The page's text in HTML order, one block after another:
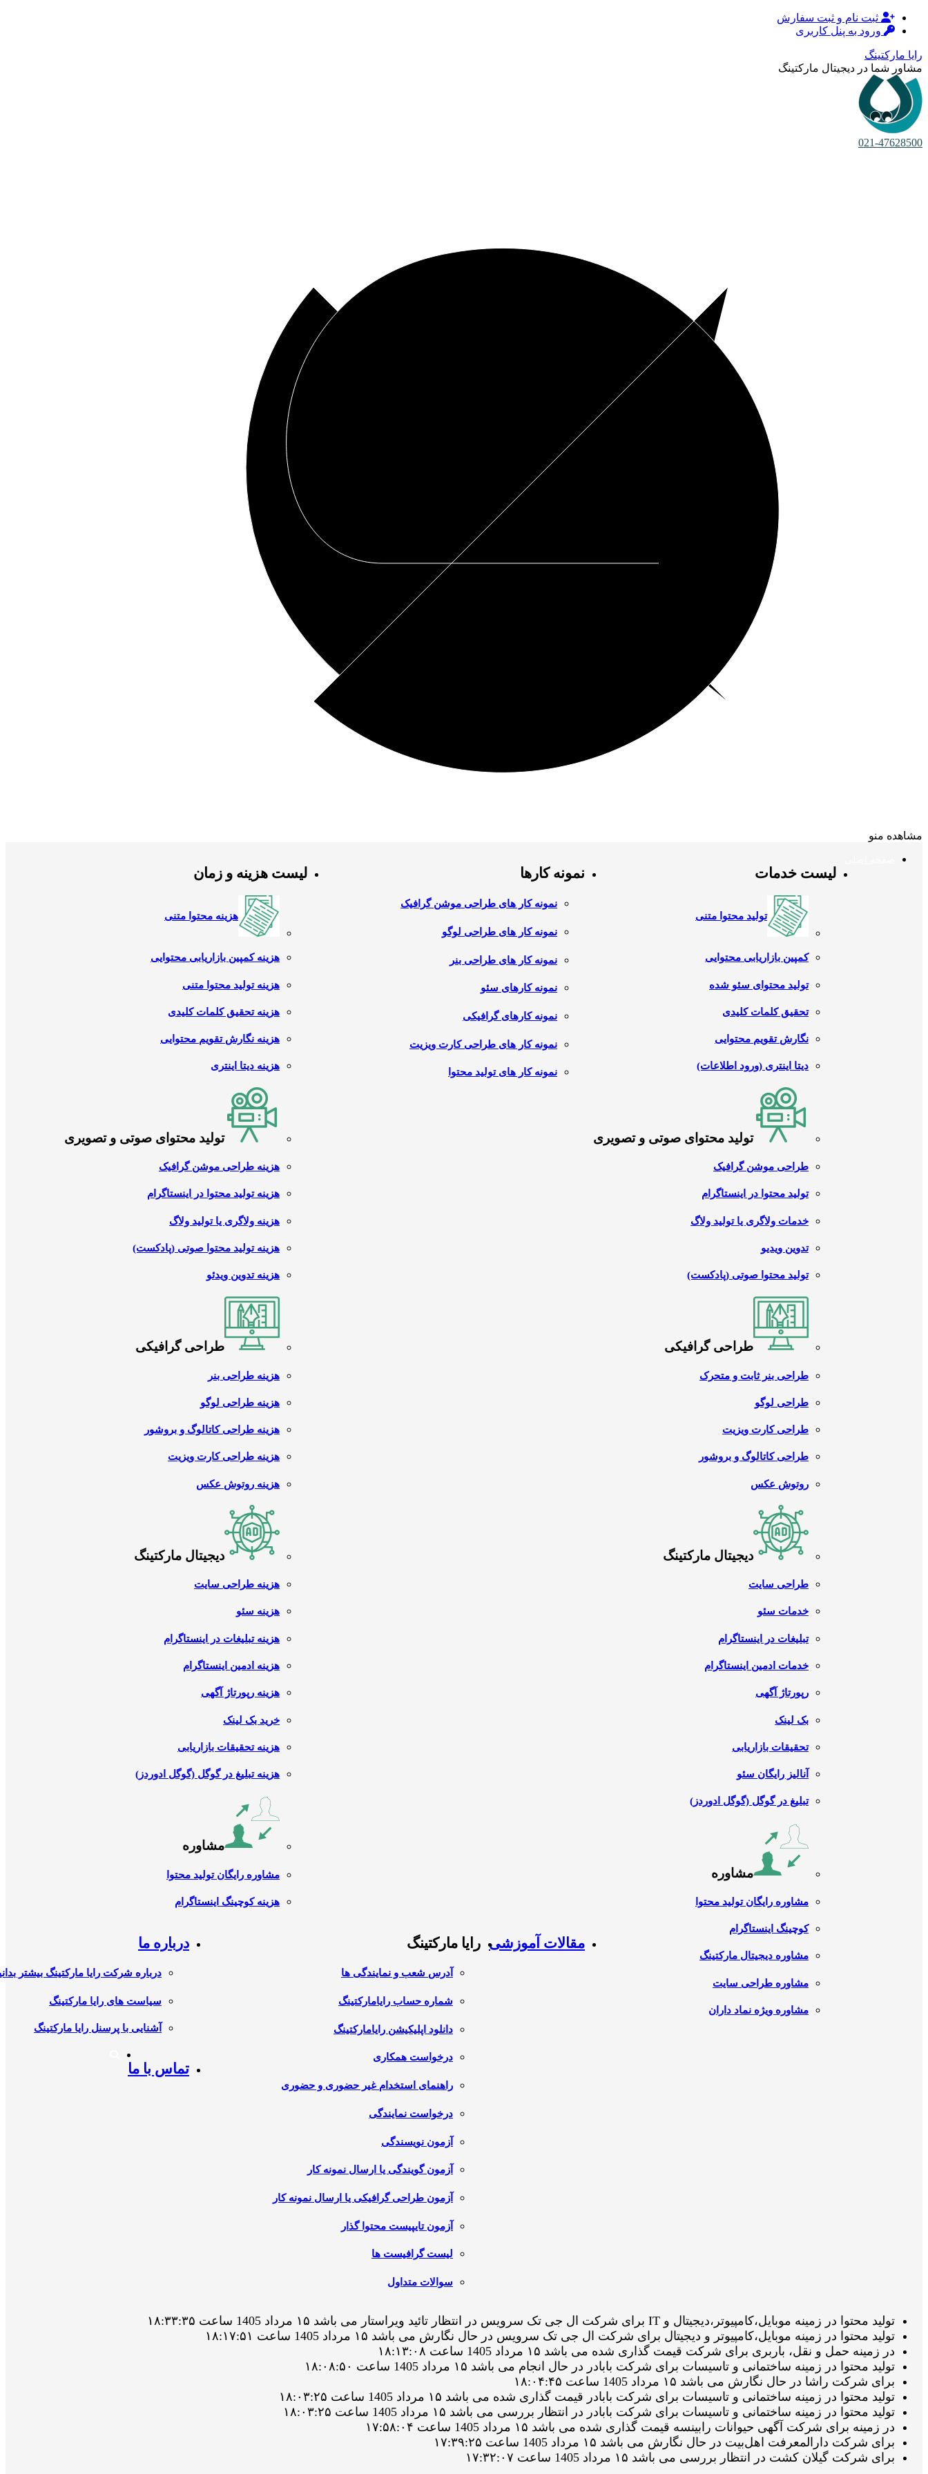
ثبت نام و ثبت سفارش
ورود به پنل کاربری
رایا مارکتینگ
مشاور شما در دیجیتال مارکتینگ
021-47628500
مشاهده منو
لیست خدمات
تولید محتوا متنی
کمپین بازاریابی محتوایی
تولید محتوای سئو شده
تحقیق کلمات کلیدی
نگارش تقویم محتوایی
دیتا اینتری (ورود اطلاعات)
تولید محتوای صوتی و تصویری
طراحی موشن گرافیک
تولید محتوا در اینستاگرام
خدمات ولاگری یا تولید ولاگ
تدوین ویدیو
تولید محتوا صوتی (پادکست)
طراحی گرافیکی
طراحی بنر ثابت و متحرک
طراحی لوگو
طراحی کارت ویزیت
طراحی کاتالوگ و بروشور
روتوش عکس
دیجیتال مارکتینگ
طراحی سایت
خدمات سئو
تبلیغات در اینستاگرام
خدمات ادمین اینستاگرام
رپورتاژ آگهی
بک لینک
تحقیقات بازاریابی
آنالیز رایگان سئو
تبلیغ در گوگل (گوگل ادوردز)
مشاوره
مشاوره رایگان تولید محتوا
کوچینگ اینستاگرام
مشاوره دیجیتال مارکتینگ
مشاوره طراحی سایت
مشاوره ویژه نماد داران
نمونه کارها
نمونه کار های طراحی موشن گرافیک
نمونه کار های طراحی لوگو
نمونه کار های طراحی بنر
نمونه کارهای سئو
نمونه کارهای گرافیکی
نمونه کار های طراحی کارت ویزیت
نمونه کار های تولید محتوا
لیست هزینه و زمان
هزینه محتوا متنی
هزینه کمپین بازاریابی محتوایی
هزینه تولید محتوا متنی
هزینه تحقیق کلمات کلیدی
هزینه نگارش تقویم محتوایی
هزینه دیتا اینتری
تولید محتوای صوتی و تصویری
هزینه طراحی موشن گرافیک
هزینه تولید محتوا در اینستاگرام
هزینه ولاگری یا تولید ولاگ
هزینه تولید محتوا صوتی (پادکست)
هزینه تدوین ویدئو
طراحی گرافیکی
هزینه طراحی بنر
هزینه طراحی لوگو
هزینه طراحی کاتالوگ و بروشور
هزینه طراحی کارت ویزیت
هزینه روتوش عکس
دیجیتال مارکتینگ
هزینه طراحی سایت
هزینه سئو
هزینه تبلیغات در اینستاگرام
هزینه ادمین اینستاگرام
هزینه رپورتاژ آگهی
خرید بک لینک
هزینه تحقیقات بازاریابی
هزینه تبلیغ در گوگل (گوگل ادوردز)
مشاوره
مشاوره رایگان تولید محتوا
هزینه کوچینگ اینستاگرام
مقالات آموزشی رایا مارکتینگ
آدرس شعب و نمایندگی ها
شماره حساب رایامارکتینگ
دانلود اپلیکیشن رایامارکتینگ
درخواست همکاری
راهنمای استخدام غیر حضوری و حضوری
درخواست نمایندگی
آزمون نویسندگی
آزمون گویندگی یا ارسال نمونه کار
آزمون طراحی گرافیکی یا ارسال نمونه کار
آزمون تایپیست محتوا گذار
لیست گرافیست ها
سوالات متداول
درباره ما
درباره شرکت رایا مارکتینگ بیشتر
سیاست های رایا مارکتینگ
آشنایی با پرسنل رایا مارکتینگ
تماس با ما
تولید محتوا در زمینه موبایل،کامپیوتر،دیجیتال و IT برای شرکت ال جی تک سرویس در انتظار تائید ویراستار می باشد ۱۵ مرداد 1405 ساعت ۱۸:۳۳:۳۵
تولید محتوا در زمینه موبایل،کامپیوتر و دیجیتال برای شرکت ال جی تک سرویس در حال نگارش می باشد ۱۵ مرداد 1405 ساعت ۱۸:۱۷:۵۱
در زمینه حمل و نقل، باربری برای شرکت قیمت گذاری شده می باشد ۱۵ مرداد 1405 ساعت ۱۸:۱۳:۰۸
تولید محتوا در زمینه ساختمانی و تاسیسات برای شرکت بابادر در حال انجام می باشد ۱۵ مرداد 1405 ساعت ۱۸:۰۸:۵۰
برای شرکت راشا در حال نگارش می باشد ۱۵ مرداد 1405 ساعت ۱۸:۰۴:۴۵
تولید محتوا در زمینه ساختمانی و تاسیسات برای شرکت بابادر قیمت گذاری شده می باشد ۱۵ مرداد 1405 ساعت ۱۸:۰۳:۲۵
تولید محتوا در زمینه ساختمانی و تاسیسات برای شرکت بابادر در انتظار بررسی می باشد ۱۵ مرداد 1405 ساعت ۱۸:۰۳:۲۵
در زمینه برای شرکت آگهی حیوانات رابینسه قیمت گذاری شده می باشد ۱۵ مرداد 1405 ساعت ۱۷:۵۸:۰۴
برای شرکت دارالمعرفت اهل‌بیت در حال نگارش می باشد ۱۵ مرداد 1405 ساعت ۱۷:۳۹:۲۵
برای شرکت گیلان کشت در انتظار بررسی می باشد ۱۵ مرداد 1405 ساعت ۱۷:۳۲:۰۷